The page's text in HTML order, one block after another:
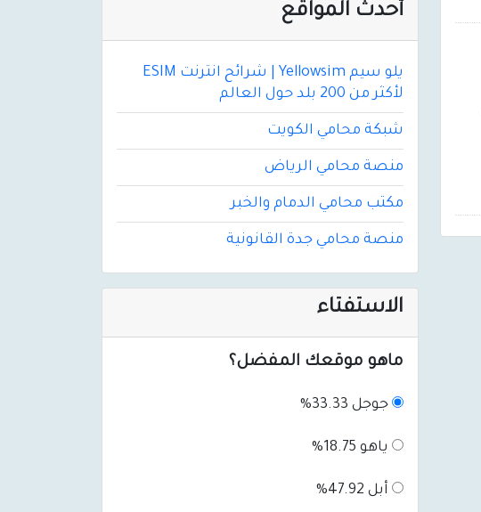
أحدث المواقع
يلو سيم Yellowsim | شرائح انترنت ESIM
لأكثر من 200 بلد حول العالم
شبكة محامي الكويت
منصة محامي الرياض
مكتب محامي الدمام والخبر
منصة محامي جدة القانونية
الاستفتاء
ماهو موقعك المفضل؟
جوجل 33.33%
ياهو 18.75%
أبل 47.92%